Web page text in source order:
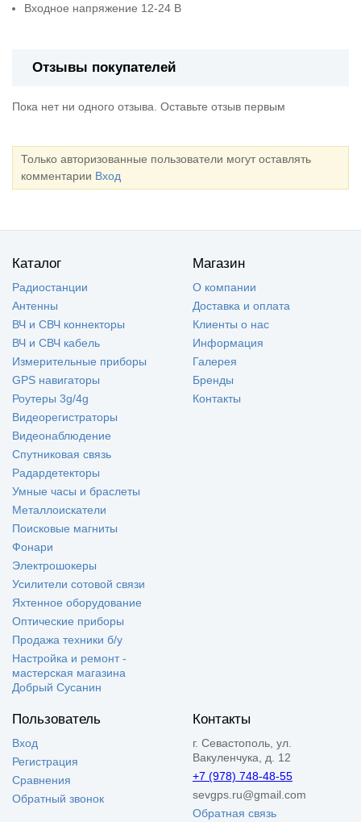
Входное напряжение 12-24 В
Отзывы покупателей
Пока нет ни одного отзыва. Оставьте отзыв первым
Только авторизованные пользователи могут оставлять
комментарии Вход
Каталог
Радиостанции
Антенны
ВЧ и СВЧ коннекторы
ВЧ и СВЧ кабель
Измерительные приборы
GPS навигаторы
Роутеры 3g/4g
Видеорегистраторы
Видеонаблюдение
Спутниковая связь
Радардетекторы
Умные часы и браслеты
Металлоискатели
Поисковые магниты
Фонари
Электрошокеры
Усилители сотовой связи
Яхтенное оборудование
Оптические приборы
Продажа техники б/у
Настройка и ремонт -
мастерская магазина
Добрый Сусанин
Магазин
О компании
Доставка и оплата
Клиенты о нас
Информация
Галерея
Бренды
Контакты
Пользователь
Вход
Регистрация
Сравнения
Обратный звонок
Контакты
г. Севастополь, ул.
Вакуленчука, д. 12
+7 (978) 748-48-55
sevgps.ru@gmail.com
Обратная связь